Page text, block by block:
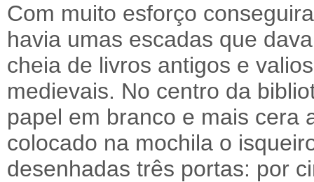
Com muito esforço
havia umas escadas que
cheia de livros antigos e
medievais. No centro da
papel em branco e mais cera
colocado na mochila o
desenhadas três portas: por